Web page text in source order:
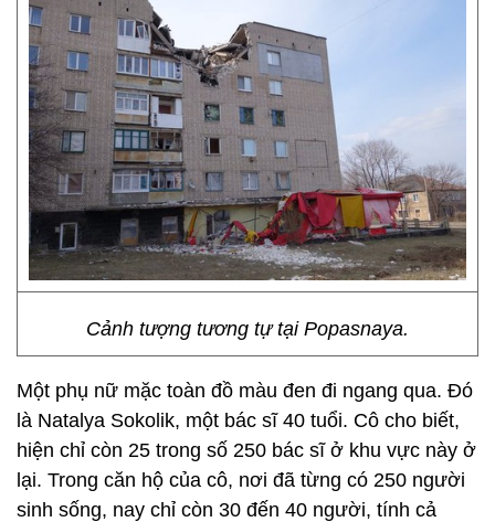
Cảnh tượng tương tự tại Popasnaya.
Một phụ nữ mặc toàn đồ màu đen đi ngang qua. Đó
là Natalya Sokolik, một bác sĩ 40 tuổi. Cô cho biết,
hiện chỉ còn 25 trong số 250 bác sĩ ở khu vực này ở
lại. Trong căn hộ của cô, nơi đã từng có 250 người
sinh sống, nay chỉ còn 30 đến 40 người, tính cả